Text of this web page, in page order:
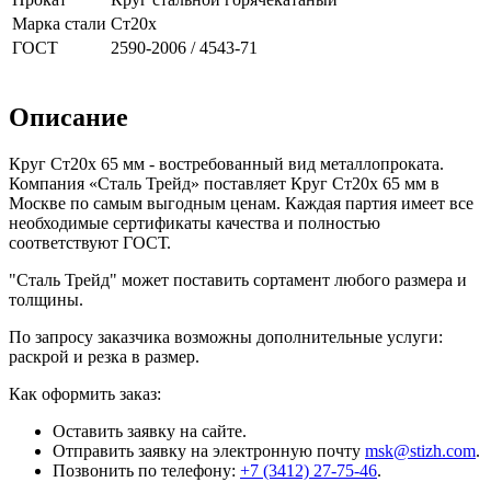
Марка стали Ст20х
ГОСТ
2590-2006 / 4543-71
Описание
Круг Ст20х 65 мм - востребованный вид металлопроката.
Компания «Сталь Трейд» поставляет Круг Ст20х 65 мм в
Москве по самым выгодным ценам. Каждая партия имеет все
необходимые сертификаты качества и полностью
соответствуют ГОСТ.
"Сталь Трейд" может поставить сортамент любого размера и
толщины.
По запросу заказчика возможны дополнительные услуги:
раскрой и резка в размер.
Как оформить заказ:
Оставить заявку на сайте.
Отправить заявку на электронную почту msk@stizh.com.
Позвонить по телефону: +7 (3412) 27-75-46.